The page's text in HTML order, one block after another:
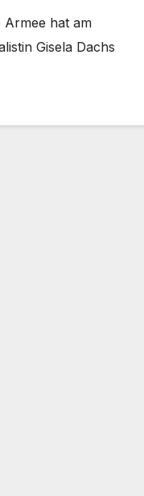
Armee hat am
Gisela Dachs